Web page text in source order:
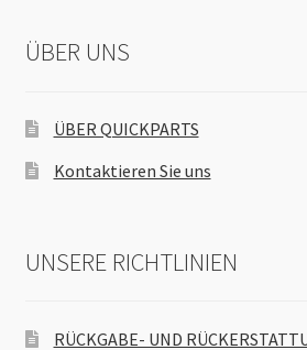
ÜBER UNS
ÜBER QUICKPARTS
Kontaktieren Sie uns
UNSERE RICHTLINIEN
RÜCKGABE- UND